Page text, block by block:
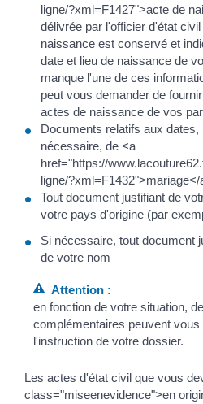
ligne/?xml=F1427">acte de
délivrée par l'officier d'état
naissance est conservé et
date et lieu de naissance de
manque l'une de ces
peut vous demander de
actes de naissance de vos
Documents relatifs aux
nécessaire, de <a
href="https://
ligne/
Tout document justifiant de
votre pays d'origine (par
Si nécessaire, tout document
de votre nom
Attention :
en fonction de votre situation,
complémentaires peuvent
l'instruction de votre dossier.
Les actes d'état civil que vous
class="miseenevidence">en